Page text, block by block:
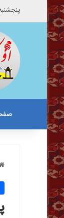
پنجشنبه, ۱۵ مرداد